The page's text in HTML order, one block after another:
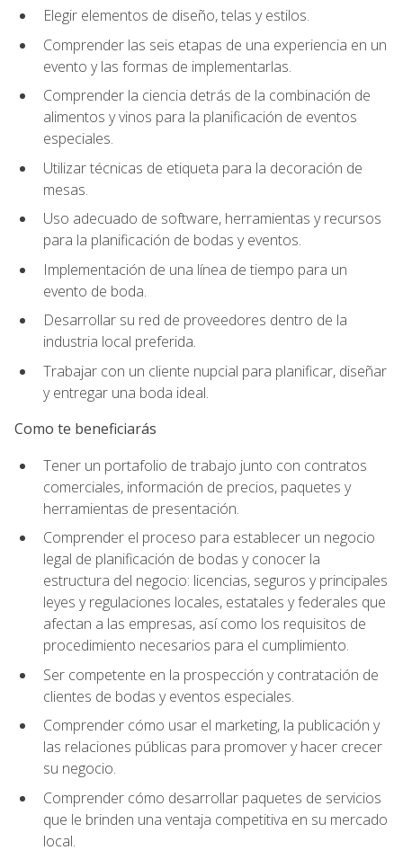
Elegir elementos de diseño, telas y estilos.
Comprender las seis etapas de una experiencia en un
evento y las formas de implementarlas.
Comprender la ciencia detrás de la combinación de
alimentos y vinos para la planificación de eventos
especiales.
Utilizar técnicas de etiqueta para la decoración de
mesas.
Uso adecuado de software, herramientas y recursos
para la planificación de bodas y eventos.
Implementación de una línea de tiempo para un
evento de boda.
Desarrollar su red de proveedores dentro de la
industria local preferida.
Trabajar con un cliente nupcial para planificar, diseñar
y entregar una boda ideal.
Como te beneficiarás
Tener un portafolio de trabajo junto con contratos
comerciales, información de precios, paquetes y
herramientas de presentación.
Comprender el proceso para establecer un negocio
legal de planificación de bodas y conocer la
estructura del negocio: licencias, seguros y principales
leyes y regulaciones locales, estatales y federales que
afectan a las empresas, así como los requisitos de
procedimiento necesarios para el cumplimiento.
Ser competente en la prospección y contratación de
clientes de bodas y eventos especiales.
Comprender cómo usar el marketing, la publicación y
las relaciones públicas para promover y hacer crecer
su negocio.
Comprender cómo desarrollar paquetes de servicios
que le brinden una ventaja competitiva en su mercado
local.